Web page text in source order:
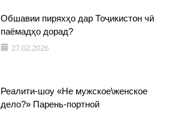
Обшавии пиряхҳо дар Тоҷикистон чӣ
паёмадҳо дорад?
27.02.2026
Реалити-шоу «Не мужское\женское
дело?» Парень-портной